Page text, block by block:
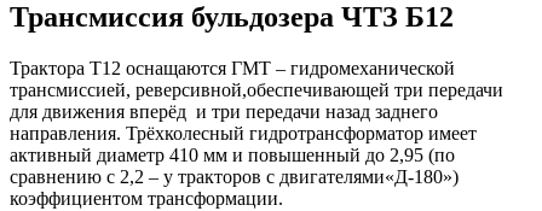
Трансмиссия бульдозера ЧТЗ Б12
Трактора Т12 оснащаются ГМТ – гидромеханической
трансмиссией, реверсивной,обеспечивающей три передачи
для движения вперёд и три передачи назад заднего
направления. Трёхколесный гидротрансформатор имеет
активный диаметр 410 мм и повышенный до 2,95 (по
сравнению с 2,2 – у тракторов с двигателями«Д-180»)
коэффициентом трансформации.